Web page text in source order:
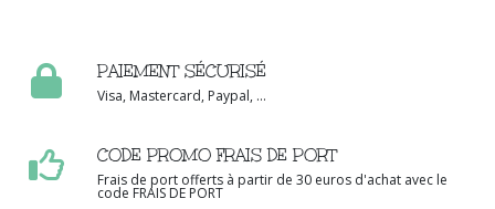
PAIEMENT SÉCURISÉ
Visa, Mastercard, Paypal, ...
CODE PROMO FRAIS DE PORT
Frais de port offerts à partir de 30 euros d'achat avec le
code FRAIS DE PORT